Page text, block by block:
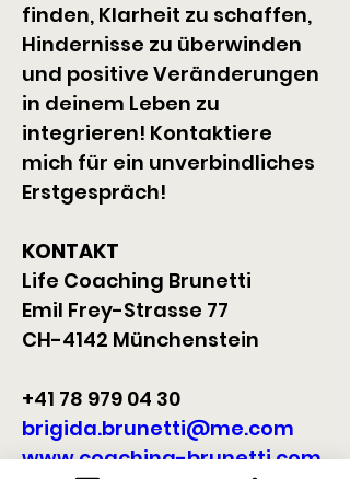
finden, Klarheit zu schaffen,
Hindernisse zu überwinden
und positive Veränderungen
in deinem Leben zu
integrieren! Kontaktiere
mich für ein unverbindliches
Erstgespräch!
KONTAKT
Life Coaching Brunetti
Emil Frey-Strasse 77
CH-4142 Münchenstein
+41 78 979 04 30
brigida.brunetti@me.com
www.coaching-brunetti.com